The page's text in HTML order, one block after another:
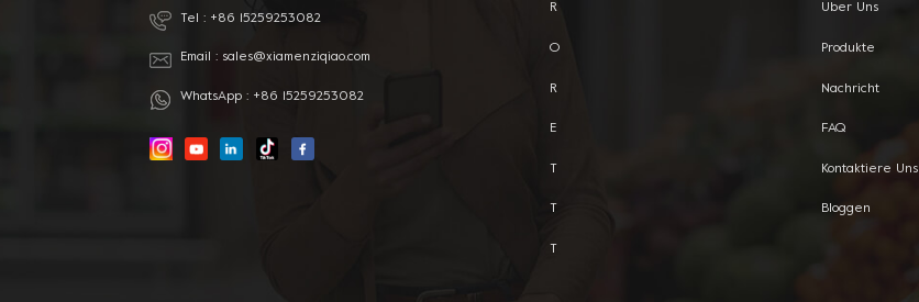
Tel : +86 15259253082
Email : sales@xiamenziqiao.com
WhatsApp : +86 15259253082
R
O
R
E
T
T
T
Über Uns
Produkte
Nachricht
FAQ
Kontaktiere Uns
Bloggen